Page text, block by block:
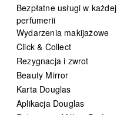
Bezpłatne usługi w każdej
perfumerii
Wydarzenia makijażowe
Click & Collect
Rezygnacja i zwrot
Beauty Mirror
Karta Douglas
Aplikacja Douglas